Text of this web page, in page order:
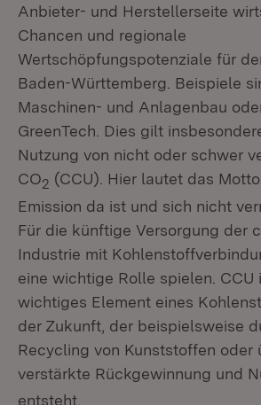
Anbieter- und Herstellerseite
Chancen und regionale
Wertschöpfungspotenziale für
Baden-Württemberg. Beispiele
Maschinen- und Anlagenbau
GreenTech. Dies gilt
Nutzung von nicht oder schwer
CO2 (CCU). Hier lautet das
Emission da ist und sich nicht
Für die künftige Versorgung der
Industrie mit
eine wichtige Rolle spielen. CCU
wichtiges Element eines
der Zukunft, der beispielsweise
Recycling von Kunststoffen oder
verstärkte Rückgewinnung und
entsteht.